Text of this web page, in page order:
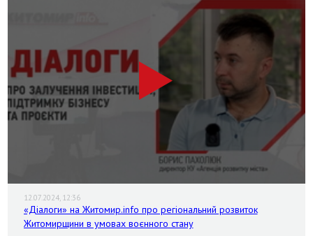
12.07.2024, 12:36
«Діалоги» на Житомир.info про регіональний розвиток
Житомирщини в умовах воєнного стану